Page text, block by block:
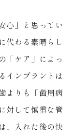
心」と思ってい
代わる素晴らし
「ケア」によっ
インプラントは
よりも「歯周病
対して慎重な管
、入れた後の快